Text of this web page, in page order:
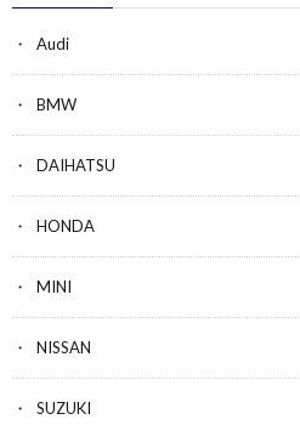
Audi
BMW
DAIHATSU
HONDA
MINI
NISSAN
SUZUKI